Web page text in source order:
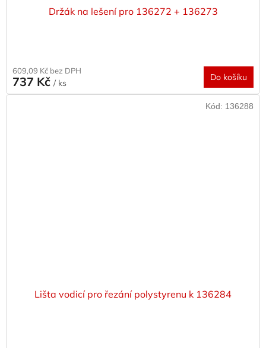
Držák na lešení pro 136272 + 136273
609,09 Kč bez DPH
737 Kč / ks
Do košíku
Lišta vodicí pro řezání polystyrenu k 136284
Kód: 136288